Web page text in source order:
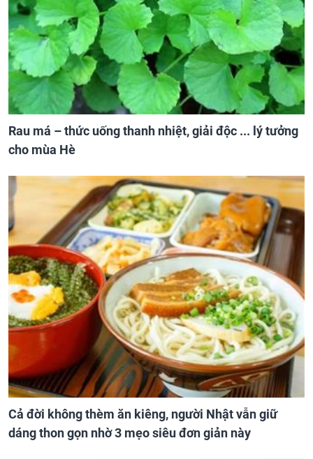
Rau má – thức uống thanh nhiệt, giải độc ... lý tưởng
cho mùa Hè
Cả đời không thèm ăn kiêng, người Nhật vẫn giữ
dáng thon gọn nhờ 3 mẹo siêu đơn giản này